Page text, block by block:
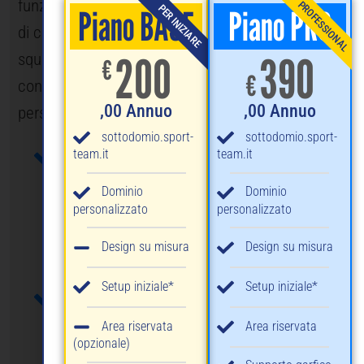
funzionale e facile da aggiornare, senza bisogno
di competenze tecniche. Che tu gestisca una
squadra di calcio, volley o un’intera polisportiva,
con Sport-Team puoi avere in pochi giorni un sito
personalizzato, completo e già online.
Scegli il tuo sport
Personalizza
Piano BASE
€200
,00 Annuo
sottodomio.sport-
team.it
Dominio
personalizzato
Design su misura
Setup iniziale*
Area riservata
(opzionale)
PER INIZIARE Piano PRO
€390
,00 Annuo
sottodomio.sport-
team.it
Dominio
personalizzato
Design su misura
Setup iniziale*
Area riservata
PROFESSIONAL